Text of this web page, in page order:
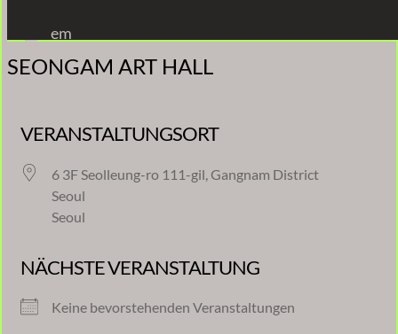
Inhalt
springen
em
SEONGAM ART HALL
VERANSTALTUNGSORT
6 3F Seolleung-ro 111-gil, Gangnam District
Seoul
Seoul
NÄCHSTE VERANSTALTUNG
Keine bevorstehenden Veranstaltungen